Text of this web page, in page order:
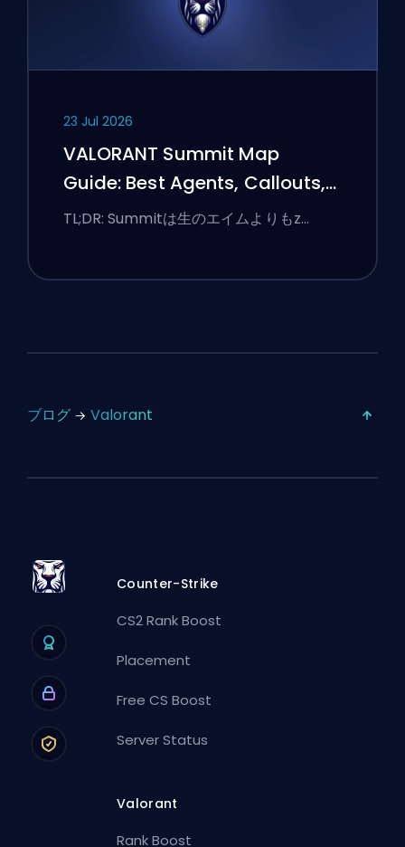
23 Jul 2026
VALORANT Summit Map
Guide: Best Agents, Callouts,
and Smokes
TL;DR: Summitは生のエイムよりもz…
ブログ Valorant
Counter-Strike
CS2 Rank Boost
Placement
Free CS Boost
Server Status
Valorant
Rank Boost